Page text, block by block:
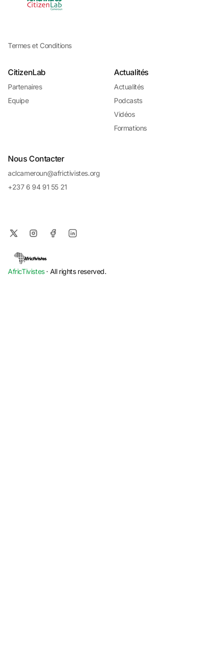
Termes et Conditions
CitizenLab
Partenaires
Equipe
Actualités
Actualités
Podcasts
Vidéos
Formations
Nous Contacter
aclcameroun@africtivistes.org
+237 6 94 91 55 21
AfricTivistes· All rights reserved.